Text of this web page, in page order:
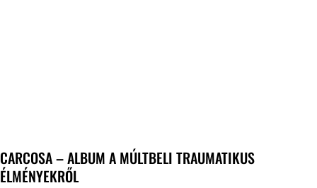
CARCOSA – ALBUM A MÚLTBELI TRAUMATIKUS
ÉLMÉNYEKRŐL